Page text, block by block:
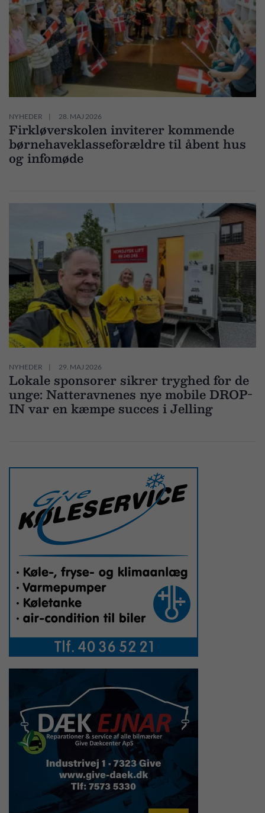
NYHEDER 28. MAJ 2026
Firkløverskolen inviterer kommende
børnehaveklasseforældre til åbent hus
og infomøde
NYHEDER 29. MAJ 2026
Lokale sponsorer sikrer tryghed for de
unge: Natteravnenes nye mobile DROP-
IN var en kæmpe succes i Jelling